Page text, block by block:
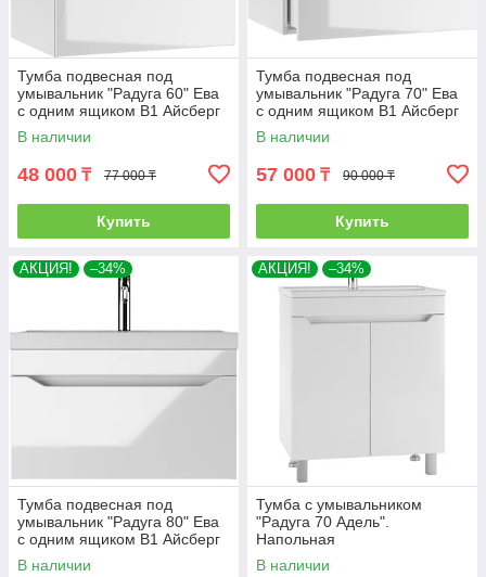
Тумба подвесная под
умывальник "Радуга 60" Ева
с одним ящиком В1 Айсберг
В наличии
48 000 ₸ 77 000 ₸
Купить
Тумба подвесная под
умывальник "Радуга 70" Ева
с одним ящиком В1 Айсберг
В наличии
57 000 ₸ 90 000 ₸
Купить
АКЦИЯ! –34%
Тумба подвесная под
умывальник "Радуга 80" Ева
с одним ящиком В1 Айсберг
В наличии
АКЦИЯ! –34%
Тумба с умывальником
"Радуга 70 Адель".
Напольная
В наличии